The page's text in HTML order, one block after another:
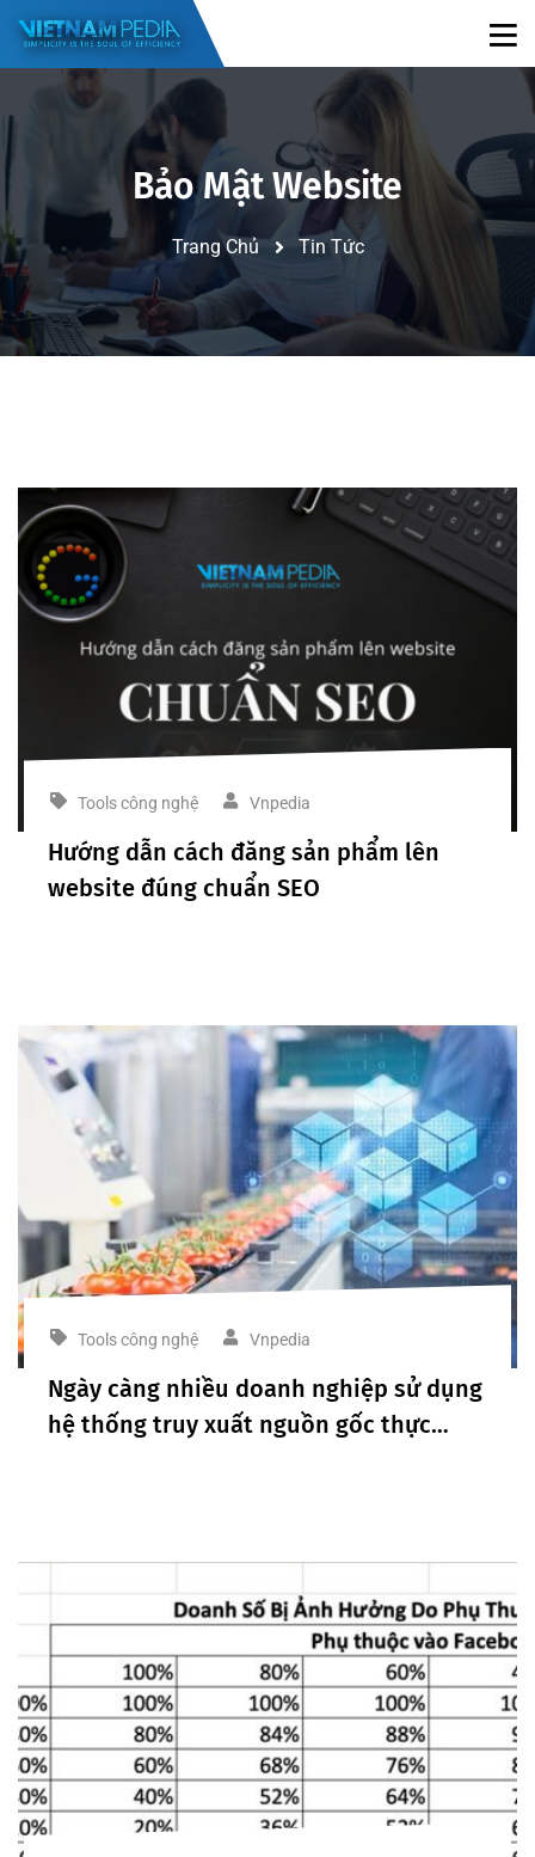
Bảo Mật Website
Trang Chủ Tin Tức
Tools công nghệ Vnpedia
Hướng dẫn cách đăng sản phẩm lên
website đúng chuẩn SEO
Tools công nghệ Vnpedia
Ngày càng nhiều doanh nghiệp sử dụng
hệ thống truy xuất nguồn gốc thực